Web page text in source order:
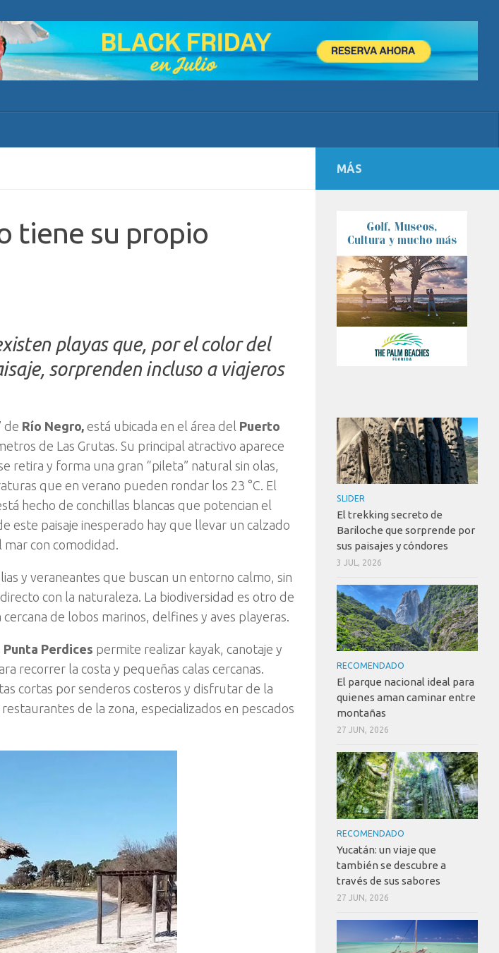
tiene su propio
playas que, por el color del
sorprenden incluso a viajeros
de Río Negro, está ubicada en el área del Puerto
de Las Grutas. Su principal atractivo aparece
retira y forma una gran “pileta” natural sin olas,
que en verano pueden rondar los 23 °C. El
hecho de conchillas blancas que potencian el
este paisaje inesperado hay que llevar un calzado
mar con comodidad.
y veraneantes que buscan un entorno calmo, sin
con la naturaleza. La biodiversidad es otro de
de lobos marinos, delfines y aves playeras.
Punta Perdices permite realizar kayak, canotaje y
recorrer la costa y pequeñas calas cercanas.
cortas por senderos costeros y disfrutar de la
de la zona, especializados en pescados
MÁS
SLIDER
El trekking secreto de
Bariloche que sorprende por
sus paisajes y cóndores
3 JUL, 2026
RECOMENDADO
El parque nacional ideal para
quienes aman caminar entre
montañas
27 JUN, 2026
RECOMENDADO
Yucatán: un viaje que
también se descubre a
través de sus sabores
27 JUN, 2026